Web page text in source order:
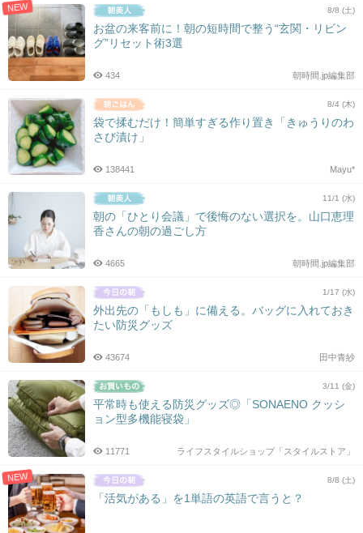
NEW 8/8 (土)
お盆の来客前に！朝の短時間で整う“玄関・リビン
グ”リセット術3選
朝時間.jp編集部
434
8/4 (木)
袋で揉むだけ！簡単すぎる作り置き「きゅうりのわ
さび漬け」
Mayu*
138441
11/1 (水)
朝の「ひとり会議」で後悔のない選択を。山口恵理
香さんの朝の過ごし方
朝時間.jp編集部
4665
1/17 (水)
外出先の「もしも」に備える。バッグに入れておき
たい防災グッズ
田中青紗
43674
3/11 (金)
平常時も使える防災グッズ◎「SONAENO クッシ
ョン型多機能寝袋」
ライフスタイルショップ「スタイルストア」
11771
NEW 8/8 (土)
「活気がある」を1単語の英語で言うと？